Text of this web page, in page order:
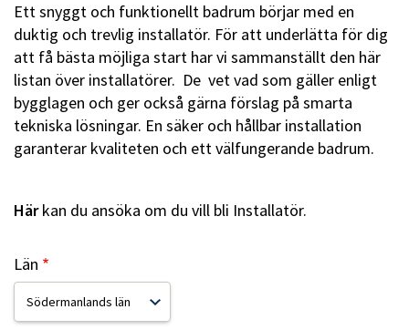
Ett snyggt och funktionellt badrum börjar med en
duktig och trevlig installatör. För att underlätta för dig
att få bästa möjliga start har vi sammanställt den här
listan över installatörer. De vet vad som gäller enligt
bygglagen och ger också gärna förslag på smarta
tekniska lösningar. En säker och hållbar installation
garanterar kvaliteten och ett välfungerande badrum.
Härkan du ansöka om du vill bli Installatör.
Län